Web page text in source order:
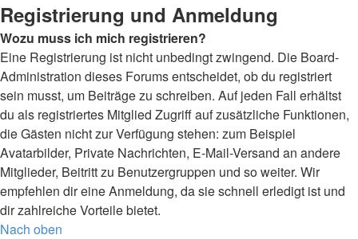
Registrierung und Anmeldung
Wozu muss ich mich registrieren?
Eine Registrierung ist nicht unbedingt zwingend. Die Board-
Administration dieses Forums entscheidet, ob du registriert
sein musst, um Beiträge zu schreiben. Auf jeden Fall erhältst
du als registriertes Mitglied Zugriff auf zusätzliche Funktionen,
die Gästen nicht zur Verfügung stehen: zum Beispiel
Avatarbilder, Private Nachrichten, E-Mail-Versand an andere
Mitglieder, Beitritt zu Benutzergruppen und so weiter. Wir
empfehlen dir eine Anmeldung, da sie schnell erledigt ist und
dir zahlreiche Vorteile bietet.
Nach oben